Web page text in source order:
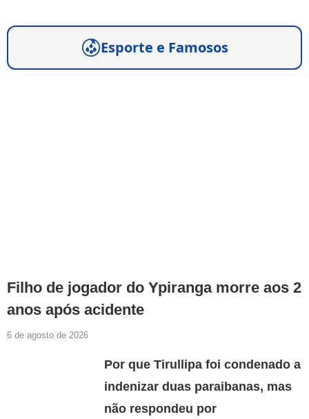
Esporte e Famosos
Filho de jogador do Ypiranga morre aos 2
anos após acidente
6 de agosto de 2026
Por que Tirullipa foi condenado a
indenizar duas paraibanas, mas
não respondeu por